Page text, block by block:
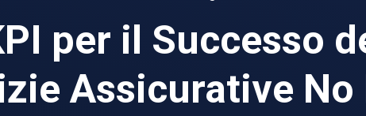
per il Successo
Assicurative